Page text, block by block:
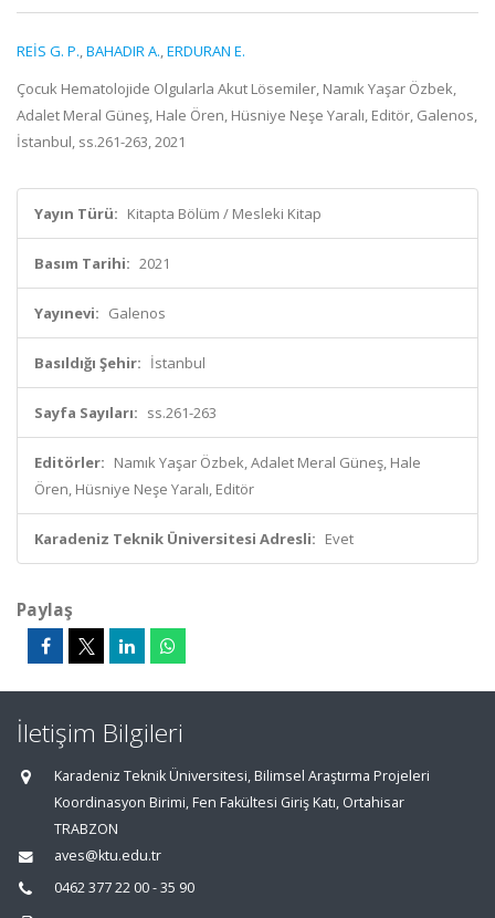
REİS G. P.,BAHADIR A.,ERDURAN E.
Çocuk Hematolojide Olgularla Akut Lösemiler, Namık Yaşar Özbek,
Adalet Meral Güneş, Hale Ören, Hüsniye Neşe Yaralı, Editör, Galenos,
İstanbul, ss.261-263, 2021
Yayın Türü: Kitapta Bölüm / Mesleki Kitap
Basım Tarihi: 2021
Yayınevi: Galenos
Basıldığı Şehir: İstanbul
Sayfa Sayıları: ss.261-263
Editörler: Namık Yaşar Özbek, Adalet Meral Güneş, Hale
Ören, Hüsniye Neşe Yaralı, Editör
Karadeniz Teknik Üniversitesi Adresli: Evet
Paylaş
İletişim Bilgileri
Karadeniz Teknik Üniversitesi, Bilimsel Araştırma Projeleri
Koordinasyon Birimi, Fen Fakültesi Giriş Katı, Ortahisar
TRABZON
aves@ktu.edu.tr
0462 377 22 00 - 35 90